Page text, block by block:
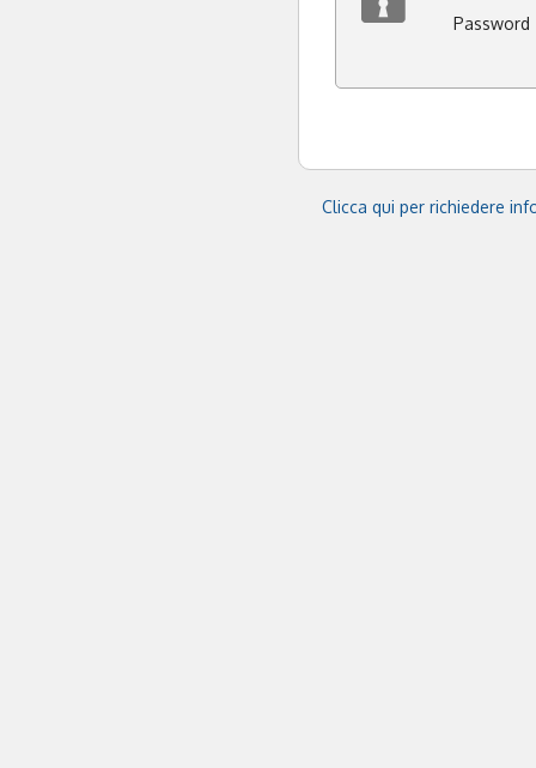
Password
Clicca qui per richiedere